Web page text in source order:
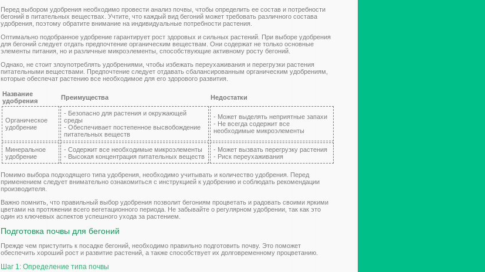
Перед выбором удобрения необходимо провести анализ почвы, чтобы определить ее состав и потребности
бегоний в питательных веществах. Учтите, что каждый вид бегоний может требовать различного состава
удобрения, поэтому обратите внимание на индивидуальные потребности растения.
Оптимально подобранное удобрение гарантирует рост здоровых и сильных растений. При выборе удобрения
для бегоний следует отдать предпочтение органическим веществам. Они содержат не только основные
элементы питания, но и различные микроэлементы, способствующие активному росту бегоний.
Однако, не стоит злоупотреблять удобрениями, чтобы избежать переухаживания и перегрузки растения
питательными веществами. Предпочтение следует отдавать сбалансированным органическим удобрениям,
которые обеспечат растению все необходимое для его здорового развития.
Название
удобрения
Преимущества Недостатки
Органическое
удобрение
- Безопасно для растения и окружающей
среды
- Обеспечивает постепенное высвобождение
питательных веществ
- Может выделять неприятные запахи
- Не всегда содержит все
необходимые микроэлементы
Минеральное
удобрение
- Содержит все необходимые микроэлементы
- Высокая концентрация питательных веществ
- Может вызвать перегрузку растения
- Риск переухаживания
Помимо выбора подходящего типа удобрения, необходимо учитывать и количество удобрения. Перед
применением следует внимательно ознакомиться с инструкцией к удобрению и соблюдать рекомендации
производителя.
Важно помнить, что правильный выбор удобрения позволит бегониям процветать и радовать своими яркими
цветами на протяжении всего вегетационного периода. Не забывайте о регулярном удобрении, так как это
один из ключевых аспектов успешного ухода за растением.
Подготовка почвы для бегоний
Прежде чем приступить к посадке бегоний, необходимо правильно подготовить почву. Это поможет
обеспечить хороший рост и развитие растений, а также способствует их долговременному процветанию.
Шаг 1: Определение типа почвы